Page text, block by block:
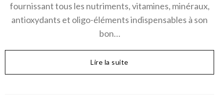
fournissant tous les nutriments, vitamines, minéraux,
antioxydants et oligo-éléments indispensables à son
bon…
Lire la suite